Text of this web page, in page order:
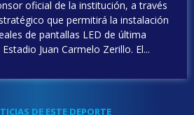
oficial de la institución, a través
que permitirá la instalación
de pantallas LED de última
Juan Carmelo Zerillo. El...
DE ESTE DEPORTE